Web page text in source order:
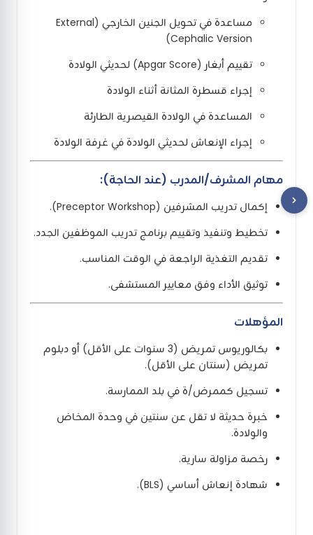
مساعدة في تحويل الجنين الخارجي (External
Cephalic Version)
تقييم أبغار (Apgar Score) لحديثي الولادة
إجراء قسطرة المثانة أثناء الولادة
المساعدة في الولادة القيصرية الطارئة
إجراء الإنعاش لحديثي الولادة في غرفة الولادة
مهام المشرف/المدرب (عند الحاجة):
إكمال تدريب المشرفين (Preceptor Workshop).
تخطيط وتنفيذ وتقييم برنامج تدريب الموظفين الجدد.
تقديم التغذية الراجعة في الوقت المناسب.
توثيق الأداء وفق معايير المستشفى.
المؤهلات
بكالوريوس تمريض (3 سنوات على الأقل) أو دبلوم
تمريض (سنتان على الأقل).
تسجيل كممرض/ة في بلد الممارسة.
خبرة حديثة لا تقل عن سنتين في وحدة المخاض
والولادة.
رخصة مزاولة سارية.
شهادة إنعاش أساسي (BLS).